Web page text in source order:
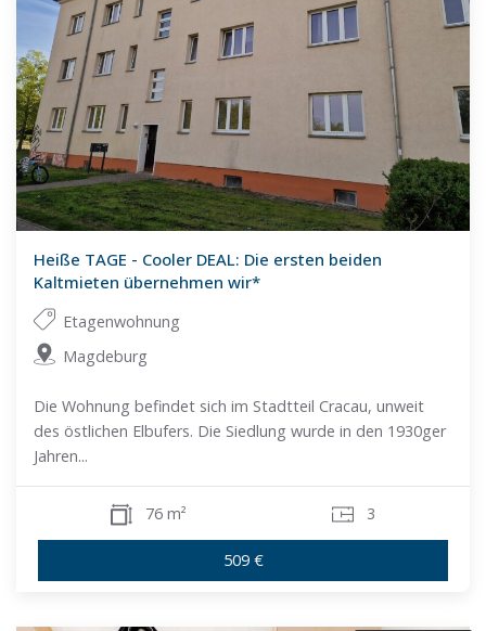
Heiße TAGE - Cooler DEAL: Die ersten beiden
Kaltmieten übernehmen wir*
Etagenwohnung
Magdeburg
Die Wohnung befindet sich im Stadtteil Cracau, unweit
des östlichen Elbufers. Die Siedlung wurde in den 1930ger
Jahren...
76 m² 3
509 €